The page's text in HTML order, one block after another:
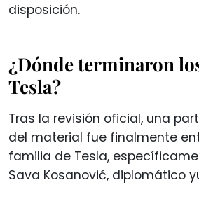
disposición.
¿Dónde terminaron
Tesla?
Tras la revisión oficial, una
del material fue finalmente
familia de Tesla,
Sava Kosanović, diplomático